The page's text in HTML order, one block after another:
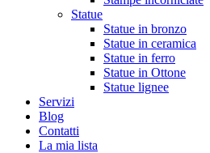
Statue
Statue in bronzo
Statue in ceramica
Statue in ferro
Statue in Ottone
Statue lignee
Servizi
Blog
Contatti
La mia lista